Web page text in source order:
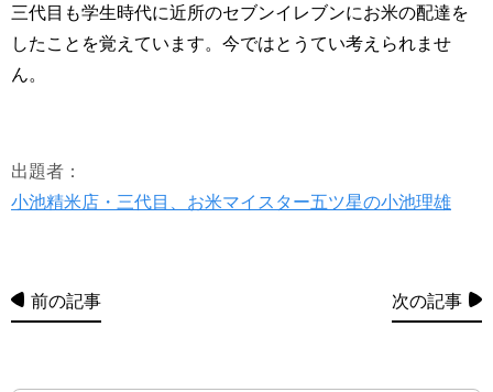
三代目も学生時代に近所のセブンイレブンにお米の配達を
したことを覚えています。今ではとうてい考えられませ
ん。
出題者：
小池精米店・三代目、お米マイスター五ツ星の小池理雄
前の記事 次の記事